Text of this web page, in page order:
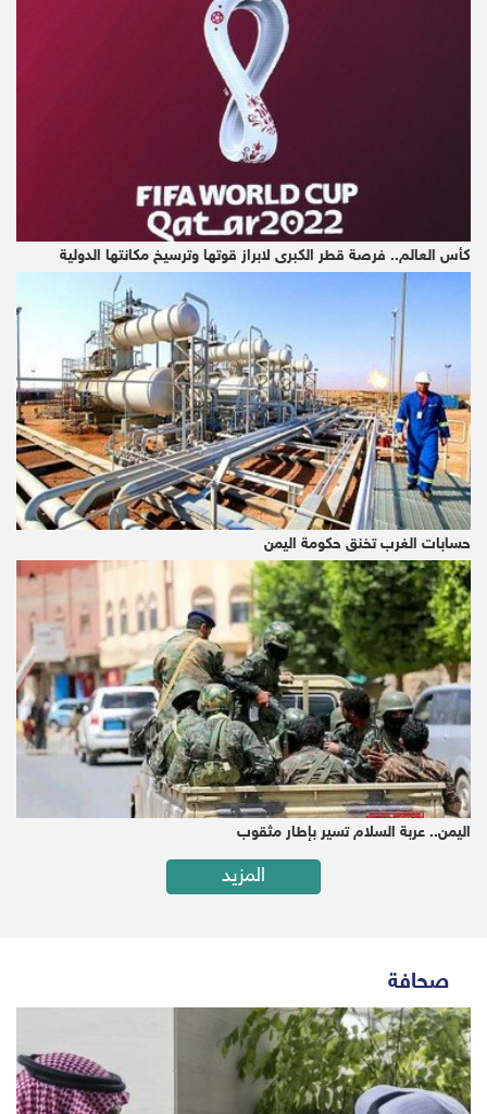
كأس العالم.. فرصة قطر الكبرى لابراز قوتها وترسيخ مكانتها الدولية
حسابات الغرب تخنق حكومة اليمن
اليمن.. عربة السلام تسير بإطار مثقوب
المزيد
صحافة